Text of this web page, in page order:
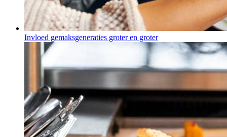
Invloed gemaksgeneraties groter en groter